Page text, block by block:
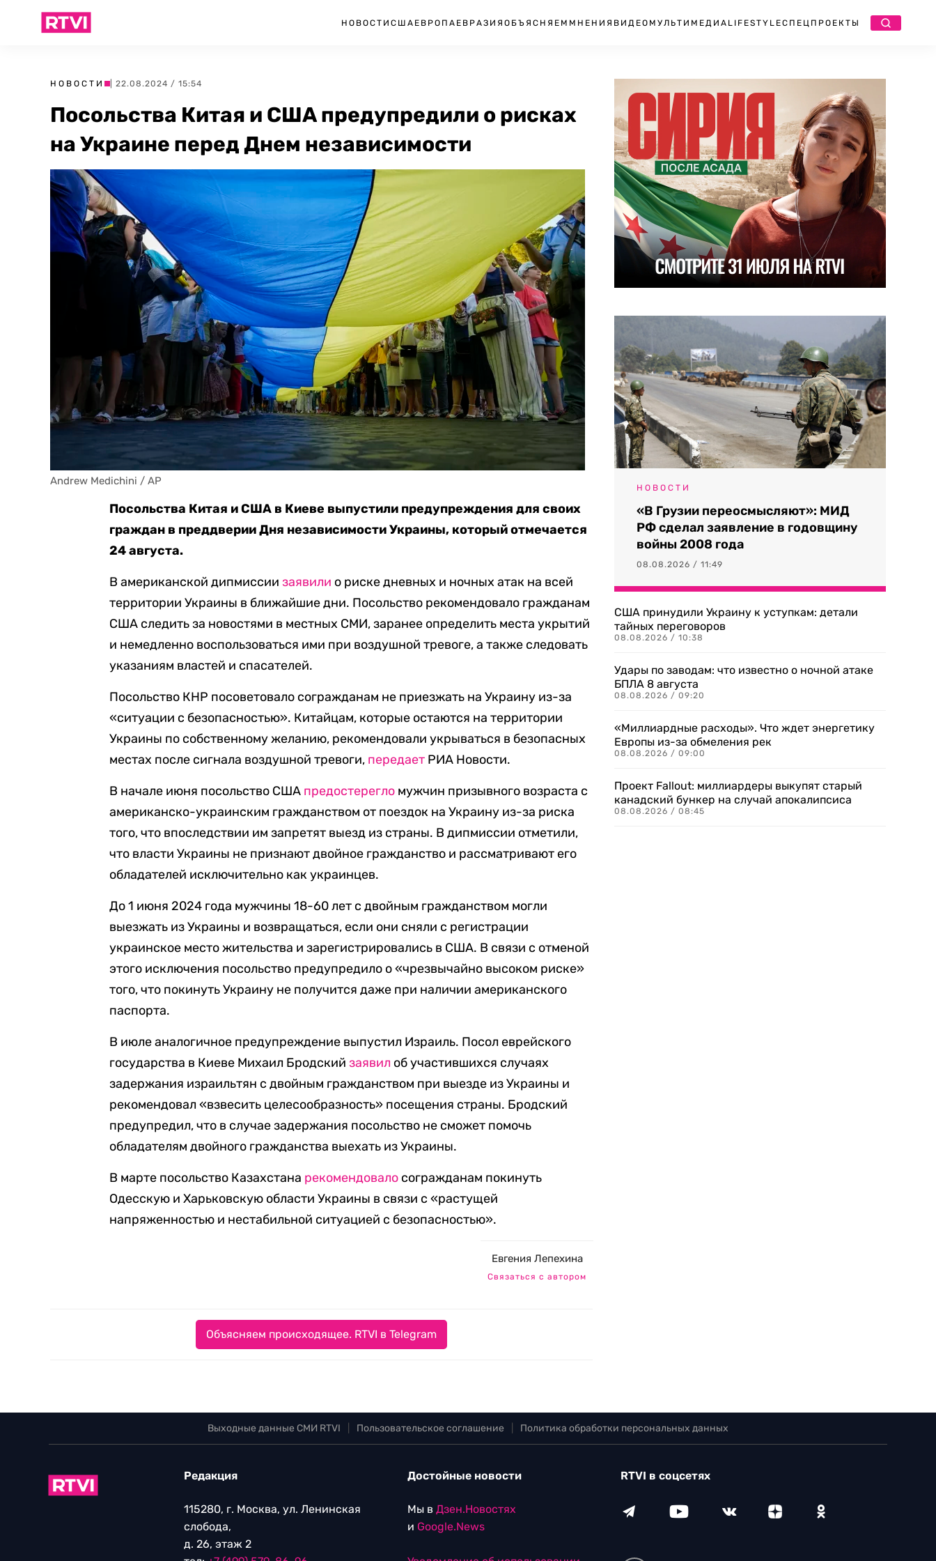
НОВОСТИ США ЕВРОПА ЕВРАЗИЯ ОБЪЯСНЯЕМ МНЕНИЯ ВИДЕО МУЛЬТИМЕДИА LIFESTYLEСПЕЦПРОЕКТЫ
НОВОСТИ | 22.08.2024 / 15:54
Посольства Китая и США предупредили о рисках
на Украине перед Днем независимости
Andrew Medichini / AP
Посольства Китая и США в Киеве выпустили предупреждения для своих
граждан в преддверии Дня независимости Украины, который отмечается
24 августа.
В американской дипмиссиизаявили о риске дневных и ночных атак на всей
территории Украины в ближайшие дни. Посольство рекомендовало гражданам
США следить за новостями в местных СМИ, заранее определить места укрытий
и немедленно воспользоваться ими при воздушной тревоге, а также следовать
указаниям властей и спасателей.
Посольство КНР посоветовало согражданам не приезжать на Украину из-за
«ситуации с безопасностью». Китайцам, которые остаются на территории
Украины по собственному желанию, рекомендовали укрываться в безопасных
местах после сигнала воздушной тревоги, передает РИА Новости.
В начале июня посольство США предостерегло мужчин призывного возраста с
американско-украинским гражданством от поездок на Украину из-за риска
того, что впоследствии им запретят выезд из страны. В дипмиссии отметили,
что власти Украины не признают двойное гражданство и рассматривают его
обладателей исключительно как украинцев.
До 1 июня 2024 года мужчины 18-60 лет с двойным гражданством могли
выезжать из Украины и возвращаться, если они сняли с регистрации
украинское место жительства и зарегистрировались в США. В связи с отменой
этого исключения посольство предупредило о «чрезвычайно высоком риске»
того, что покинуть Украину не получится даже при наличии американского
паспорта.
В июле аналогичное предупреждение выпустил Израиль. Посол еврейского
государства в Киеве Михаил Бродскийзаявил об участившихся случаях
задержания израильтян с двойным гражданством при выезде из Украины и
рекомендовал «взвесить целесообразность» посещения страны. Бродский
предупредил, что в случае задержания посольство не сможет помочь
обладателям двойного гражданства выехать из Украины.
В марте посольство Казахстана рекомендовало согражданам покинуть
Одесскую и Харьковскую области Украины в связи с «растущей
напряженностью и нестабильной ситуацией с безопасностью».
Евгения Лепехина
Связаться с автором
Объясняем происходящее. RTVI в Telegram
НОВОСТИ
«В Грузии переосмысляют»: МИД
РФ сделал заявление в годовщину
войны 2008 года
08.08.2026 / 11:49
США принудили Украину к уступкам: детали
тайных переговоров
08.08.2026 / 10:38
Удары по заводам: что известно о ночной атаке
БПЛА 8 августа
08.08.2026 / 09:20
«Миллиардные расходы». Что ждет энергетику
Европы из-за обмеления рек
08.08.2026 / 09:00
Проект Fallout: миллиардеры выкупят старый
канадский бункер на случай апокалипсиса
08.08.2026 / 08:45
Выходные данные СМИ RTVI Пользовательское соглашение Политика обработки персональных данных
Редакция
115280, г. Москва, ул. Ленинская
слобода,
д. 26, этаж 2
Достойные новости
Мы в Дзен.Новостях
и Google.News
RTVI в соцсетях